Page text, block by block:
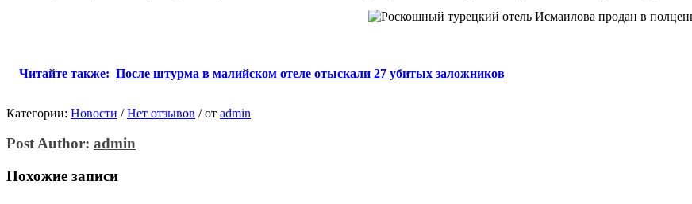
Читайте также: После штурма в малийском отеле отыскали 27 убитых заложников
Категории: Новости / Нет отзывов /от admin
Post Author: admin
Похожие записи